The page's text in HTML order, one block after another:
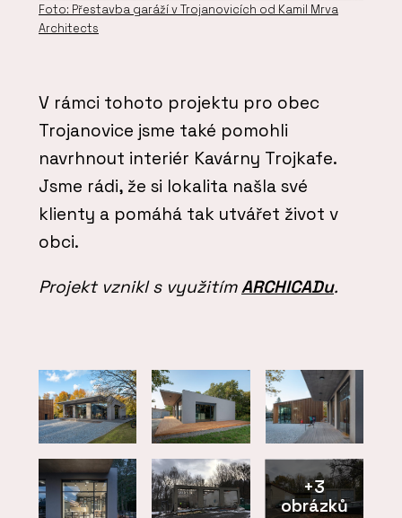
Foto: Přestavba garáží v Trojanovicích od Kamil Mrva
Architects
V rámci tohoto projektu pro obec
Trojanovice jsme také pomohli
navrhnout interiér Kavárny Trojkafe.
Jsme rádi, že si lokalita našla své
klienty a pomáhá tak utvářet život v
obci.
Projekt vznikl s využitímARCHICADu.
+3
obrázků